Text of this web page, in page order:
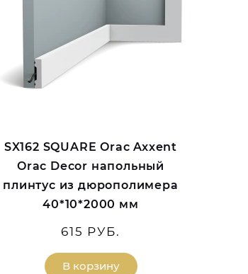
SX162 SQUARE Orac Axxent
Orac Decor напольный
плинтус из дюрополимера
40*10*2000 мм
615 РУБ.
В корзину